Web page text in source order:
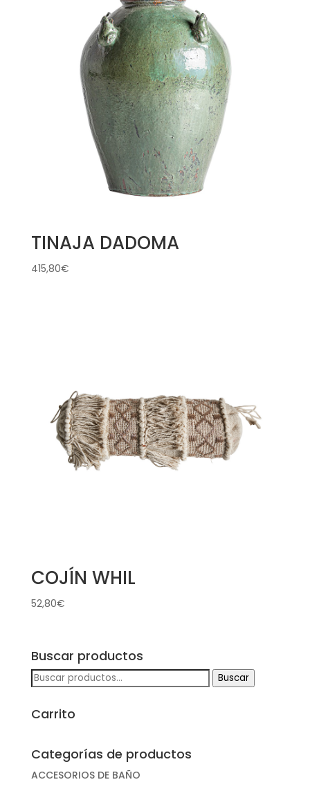
TINAJA DADOMA
415,80€
COJÍN WHIL
52,80€
Buscar productos
Buscar
por:
Buscar
Carrito
Categorías de productos
ACCESORIOS DE BAÑO